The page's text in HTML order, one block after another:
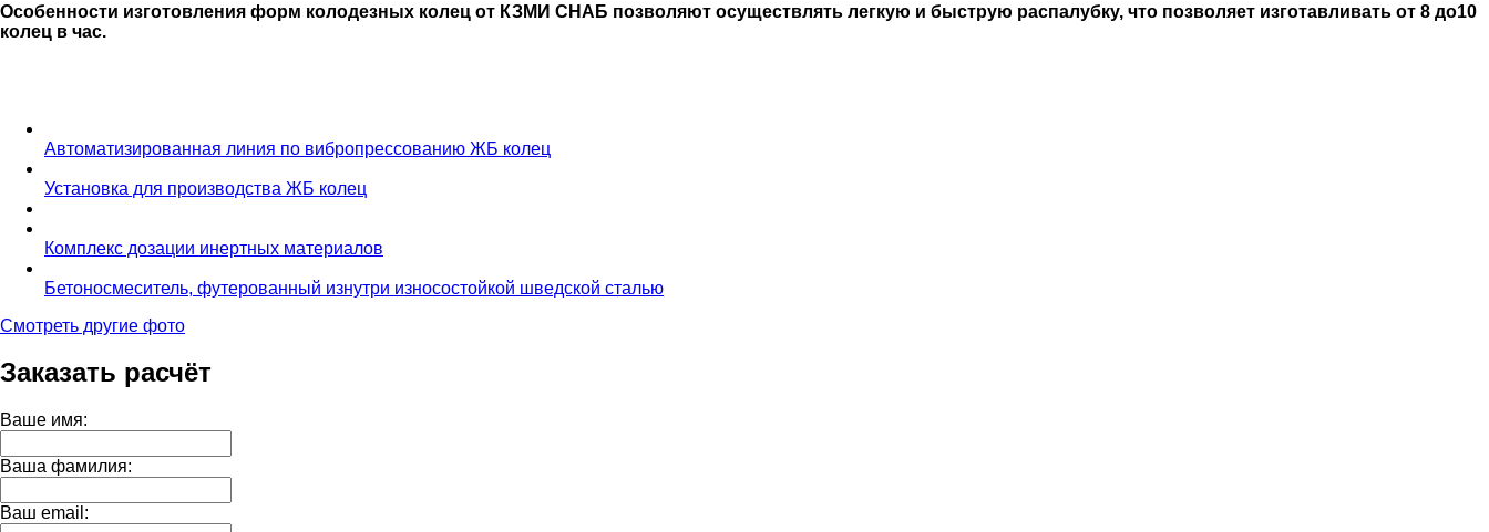
Особенности изготовления форм колодезных колец от КЗМИ СНАБ позволяют осуществлять легкую и быструю распалубку, что позволяет изготавливать от 8 до10
колец в час.
Автоматизированная линия по вибропрессованию ЖБ колец
Установка для производства ЖБ колец
Комплекс дозации инертных материалов
Бетоносмеситель, футерованный изнутри износостойкой шведской сталью
Смотреть другие фото
Заказать расчёт
Ваше имя:
Ваша фамилия:
Ваш email: